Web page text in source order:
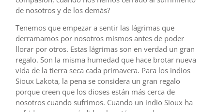
de nosotros y de los demás?
Tenemos que empezar a sentir las lágrimas que
derramamos por nosotros mismos antes de poder
llorar por otros. Estas lágrimas son en verdad un gran
regalo. Son la misma humedad que hace brotar nueva
vida de la tierra seca cada primavera. Para los indios
Sioux Lakota, la pena se considera un gran regalo
porque creen que los dioses están más cerca de
nosotros cuando sufrimos. Cuando un indio Sioux ha